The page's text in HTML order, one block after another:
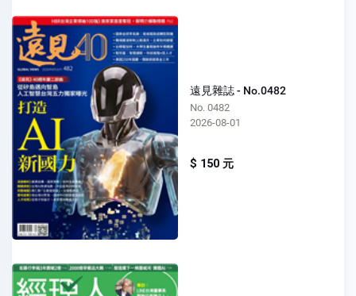
遠見雜誌 - No.0482
No. 0482
2026-08-01
$ 150 元